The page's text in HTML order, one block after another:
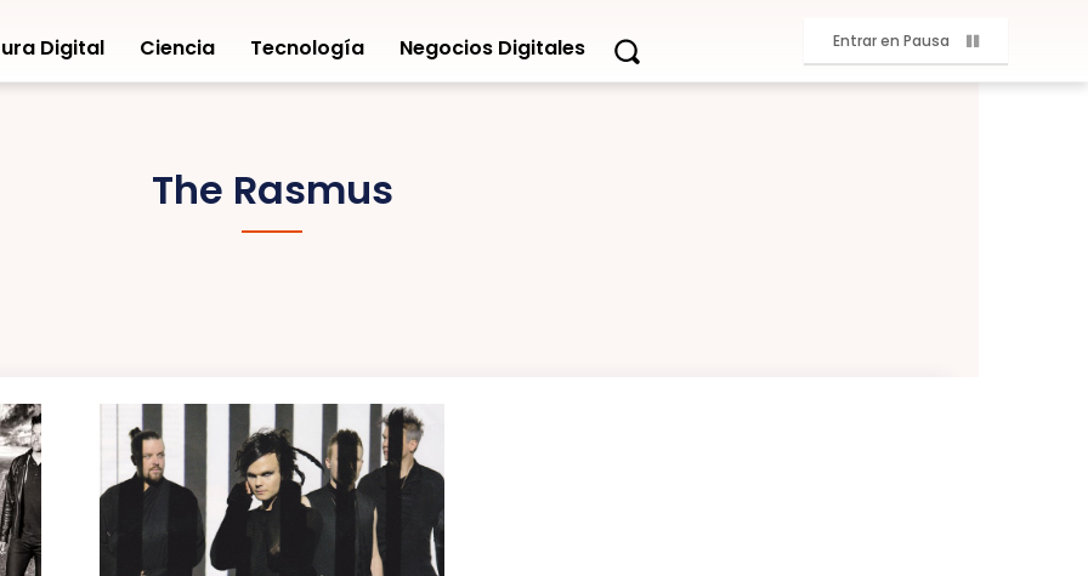
Digital Ciencia Tecnología Negocios Digitales Entrar en Pausa
The Rasmus